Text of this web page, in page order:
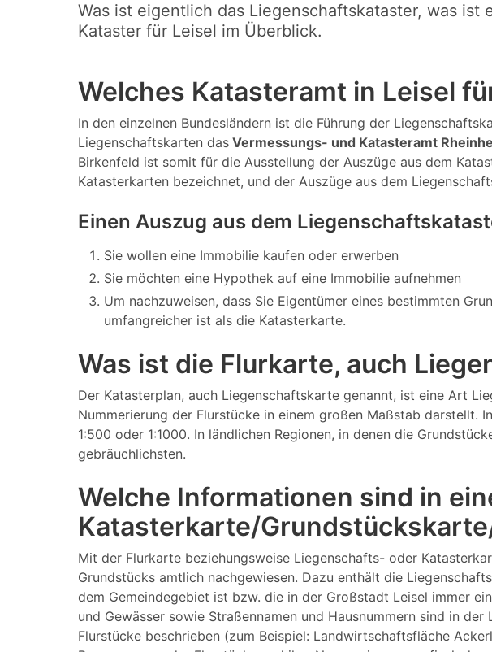
Was ist eigentlich das Liegenschaftskataster, was
Kataster für Leisel im Überblick.
Welches Katasteramt in Leisel
In den einzelnen Bundesländern ist die Führung der
Liegenschaftskarten das Vermessungs- und Katasteramt
Birkenfeld ist somit für die Ausstellung der Auszüge aus dem
Katasterkarten bezeichnet, und der Auszüge aus dem
Einen Auszug aus dem
Sie wollen eine Immobilie kaufen oder erwerben
Sie möchten eine Hypothek auf eine Immobilie aufnehmen
Um nachzuweisen, dass Sie Eigentümer eines bestimmten
umfangreicher ist als die Katasterkarte.
Was ist die Flurkarte, auch
Der Katasterplan, auch Liegenschaftskarte genannt, ist eine Art
Nummerierung der Flurstücke in einem großen Maßstab darstellt.
1:500 oder 1:1000. In ländlichen Regionen, in denen die
gebräuchlichsten.
Welche Informationen sind in
Katasterkarte/
Mit der Flurkarte beziehungsweise Liegenschafts- oder
Grundstücks amtlich nachgewiesen. Dazu enthält die
dem Gemeindegebiet ist bzw. die in der Großstadt Leisel immer
und Gewässer sowie Straßennamen und Hausnummern sind in
Flurstücke beschrieben (zum Beispiel: Landwirtschaftsfläche